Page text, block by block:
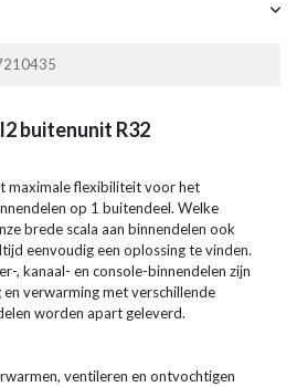
buitenunit R32
maximale flexibiliteit voor het
op 1 buitendeel. Welke
brede scala aan binnendelen ook
eenvoudig een oplossing te vinden.
, kanaal- en console-binnendelen zijn
verwarming met verschillende
worden apart geleverd.
ventileren en ontvochtigen